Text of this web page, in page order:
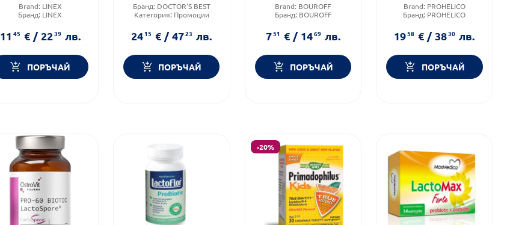
Brand: LINEX
Бранд: LINEX
1145 € / 2239 лв.
ПОРЪЧАЙ
Doctor's Best
Бранд: DOCTOR'S BEST
Категория: Промоции
2415 € / 4723 лв.
ПОРЪЧАЙ
Bouroff
Brand: BOUROFF
Бранд: BOUROFF
751 € / 1469 лв.
ПОРЪЧАЙ
Herbamedica
Brand: PROHELICO
Бранд: PROHELICO
1958 € / 3830 лв.
ПОРЪЧАЙ
-20%